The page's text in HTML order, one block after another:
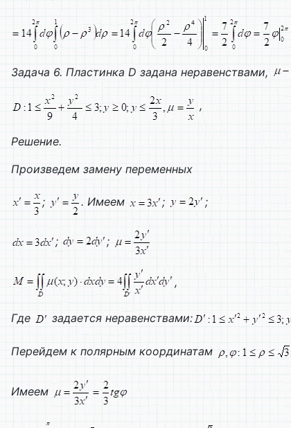
Задача 6. Пластинка D задана неравенствами,
,
Решение.
Произведем замену переменных
; . Имеем ; ;
; ;
,
Где задается неравенствами:
Перейдем к полярным координатам
Имеем